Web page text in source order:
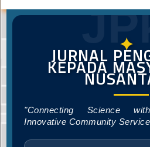
✦
JURNAL
KEPADA
"Connecting Science
Innovative Community